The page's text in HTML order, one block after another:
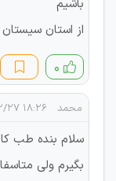
باشیم
از استان
۰
محمد ۱۸:۲۶ ۱۴۰۴/۱۲/۲۷
سلام بنده طب
بگیرم ولی